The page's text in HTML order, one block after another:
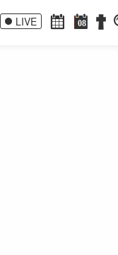
LIVE 08